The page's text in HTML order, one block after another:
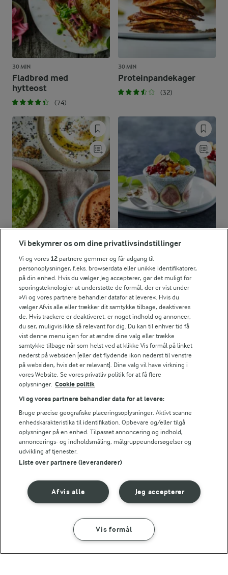
30 MIN
Fladbrød med
hytteost
(74)
30 MIN
Proteinpandekager
(32)
5 MIN
Hytteost dip
(38)
4 TIMER 30 MIN
Chiagrød med
vaniljeskyr
(25)
Bananbrød med
havregryn
(30)
1 TIME 40 MIN
Gulerodsbrud
Vi bekymrer os om dine privatlivsindstillinger
Vi og vores 12 partnere gemmer og får adgang til
personoplysninger, f.eks. browserdata eller unikke identifikatorer,
på din enhed. Hvis du vælger Jeg accepterer, gør det muligt for
sporingsteknologier at understøtte de formål, der er vist under
»Vi og vores partnere behandler datafor at levere«. Hvis du
vælger Afvis alle eller trækker dit samtykke tilbage, deaktiveres
de. Hvis trackere er deaktiveret, er noget indhold og annoncer,
du ser, muligvis ikke så relevant for dig. Du kan til enhver tid få
vist denne menu igen for at ændre dine valg eller trække
samtykke tilbage når som helst ved at klikke Vis formål på linket
nederst på websiden [eller det flydende ikon nederst til venstre
på websiden, hvis det er relevant]. Dine valg vil have virkning i
vores Website. Se vores privatliv politik for at få flere
oplysninger. Cookie politik
Vi og vores partnere behandler data for at levere:
Bruge præcise geografiske placeringsoplysninger. Aktivt scanne
enhedskarakteristika til identifikation. Opbevare og/eller tilgå
oplysninger på en enhed. Tilpasset annoncering og indhold,
annoncerings- og indholdsmåling, målgruppeundersøgelser og
udvikling af tjenester.
Liste over partnere (leverandører)
Jeg accepterer
Afvis alle
Vis formål